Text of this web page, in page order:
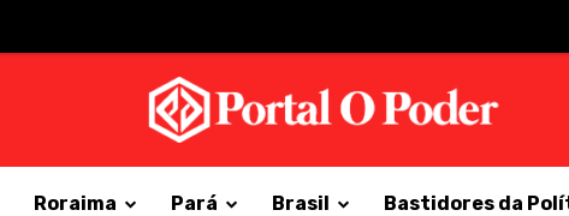
Roraima Pará Brasil Bastidores da